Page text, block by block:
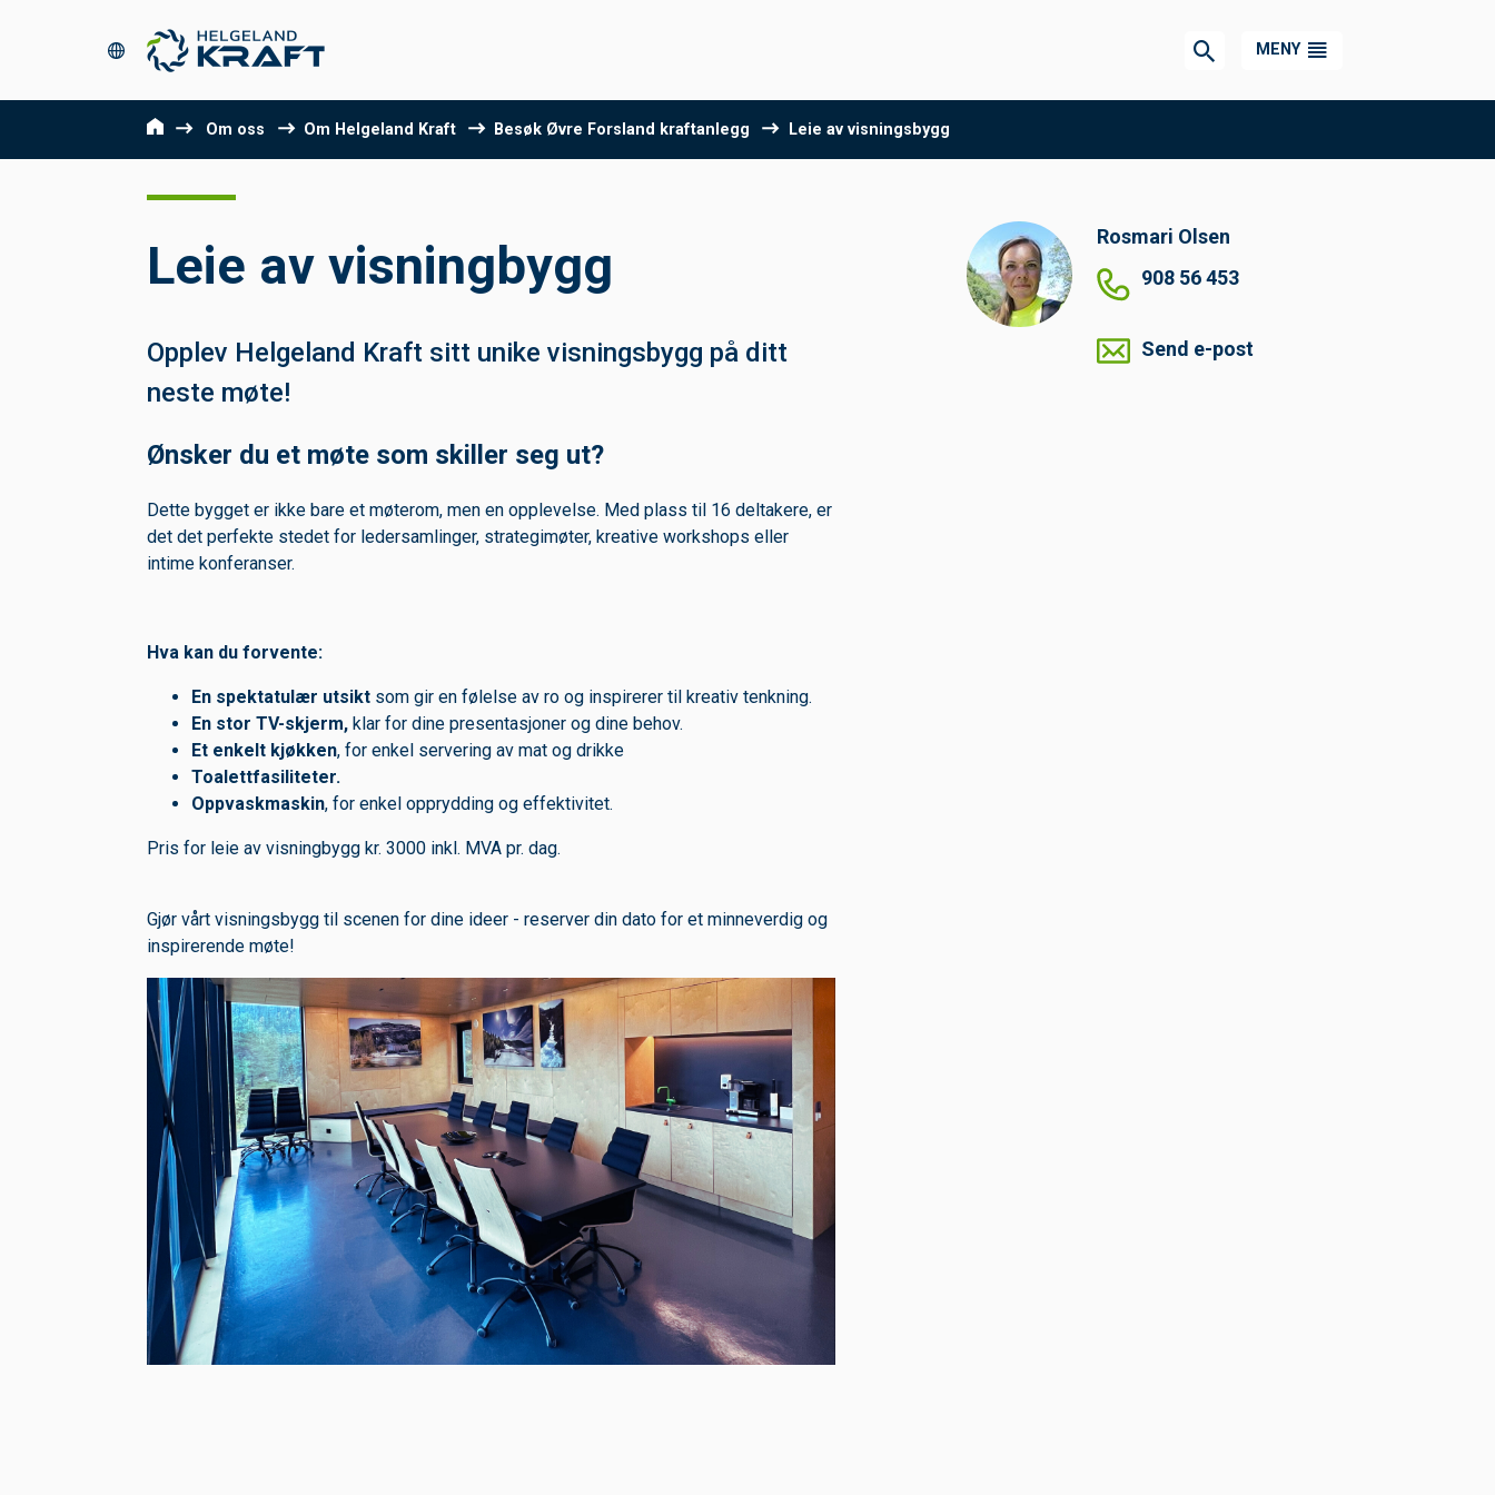
MENY
Om oss Om Helgeland Kraft Besøk Øvre Forsland kraftanlegg Leie av visningsbygg
Leie av visningbygg
Opplev Helgeland Kraft sitt unike visningsbygg på ditt
neste møte!
Ønsker du et møte som skiller seg ut?
Dette bygget er ikke bare et møterom, men en opplevelse. Med plass til 16 deltakere, er
det det perfekte stedet for ledersamlinger, strategimøter, kreative workshops eller
intime konferanser.
Hva kan du forvente:
En spektatulær utsikt som gir en følelse av ro og inspirerer til kreativ tenkning.
En stor TV-skjerm, klar for dine presentasjoner og dine behov.
Et enkelt kjøkken, for enkel servering av mat og drikke
Toalettfasiliteter.
Oppvaskmaskin, for enkel opprydding og effektivitet.
Pris for leie av visningbygg kr. 3000 inkl. MVA pr. dag.
Gjør vårt visningsbygg til scenen for dine ideer - reserver din dato for et minneverdig og
inspirerende møte!
Rosmari Olsen
908 56 453
Send e-post
PÃ¥ noen deler av www.helgelandkraft.no benyttes
informasjonskapsler, sÃ¥kalte cookies. PÃ¥ sider som krever
pÃ¥logging (Min side) vil det lagres informasjon om hvem du
besÃ¸ker siden.
Vi samler ogsÃ¥ inn anonym informasjon om hva de enkelte
forbedre vÃ¥re tjenester. Vi bruker ikke cookies for Ã¥ samle
blokkere alle cookies kan du miste tilgangen til deler av vÃ¥r
hjemmeside.